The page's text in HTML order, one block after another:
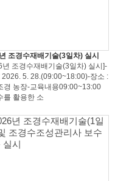
조경수재배기술(3일차) 실시
년 조경수재배기술(3일차) 실시]-
2026. 5. 28.(09:00~18:00)-장소 :
경 농장-교육내용09:00~13:00
를 활용한 소